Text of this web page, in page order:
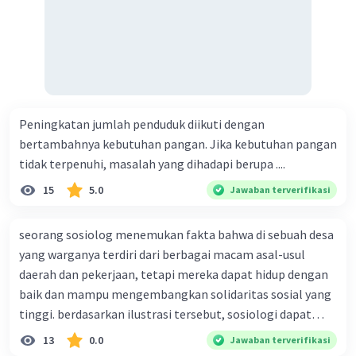
Peningkatan jumlah penduduk diikuti dengan
bertambahnya kebutuhan pangan. Jika kebutuhan pangan
tidak terpenuhi, masalah yang dihadapi berupa ....
15 5.0 Jawaban terverifikasi
seorang sosiolog menemukan fakta bahwa di sebuah desa
yang warganya terdiri dari berbagai macam asal-usul
daerah dan pekerjaan, tetapi mereka dapat hidup dengan
baik dan mampu mengembangkan solidaritas sosial yang
tinggi. berdasarkan ilustrasi tersebut, sosiologi dapat
berfungsi sebagai ilmu yang ....
13 0.0 Jawaban terverifikasi